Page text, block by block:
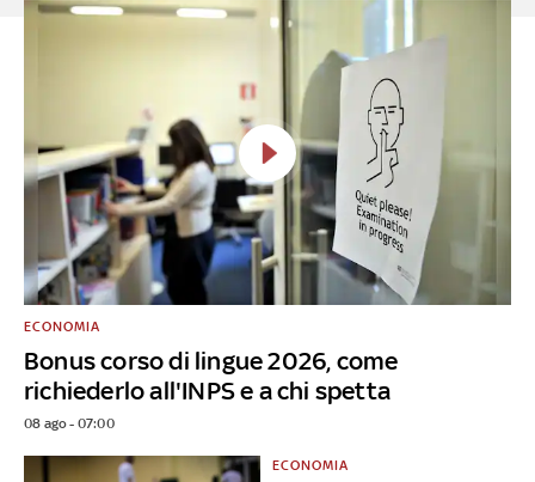
Bonus corso di lingue 2026, come
richiederlo all'INPS e a chi spetta
ECONOMIA
08 ago - 07:00
ECONOMIA